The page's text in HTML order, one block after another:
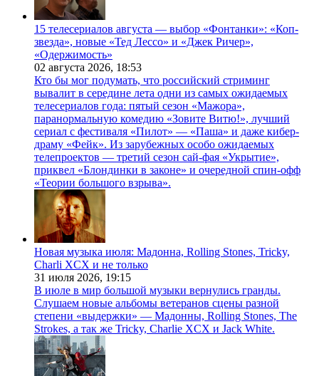
15 телесериалов августа — выбор «Фонтанки»: «Коп-
звезда», новые «Тед Лессо» и «Джек Ричер»,
«Одержимость»
02 августа 2026, 18:53
Кто бы мог подумать, что российский стриминг
вывалит в середине лета одни из самых ожидаемых
телесериалов года: пятый сезон «Мажора»,
паранормальную комедию «Зовите Витю!», лучший
сериал с фестиваля «Пилот» — «Паша» и даже кибер-
драму «Фейк». Из зарубежных особо ожидаемых
телепроектов — третий сезон сай-фая «Укрытие»,
приквел «Блондинки в законе» и очередной спин-офф
«Теории большого взрыва».
Новая музыка июля: Мадонна, Rolling Stones, Tricky,
Charli XCX и не только
31 июля 2026, 19:15
В июле в мир большой музыки вернулись гранды.
Слушаем новые альбомы ветеранов сцены разной
степени «выдержки» — Мадонны, Rolling Stones, The
Strokes, а так же Tricky, Charlie XCX и Jack White.